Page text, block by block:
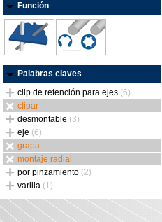
Función
Palabras claves
clip de retención para ejes (6)
clipar
desmontable (3)
eje (6)
grapa
montaje radial
por pinzamiento (2)
varilla (1)